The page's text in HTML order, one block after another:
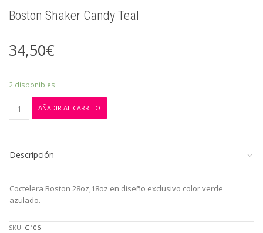
Boston Shaker Candy Teal
34,50€
2 disponibles
Shaker
AÑADIR AL CARRITO
Descripción
Coctelera Boston 28oz,18oz en diseño exclusivo color verde
azulado.
SKU: G106